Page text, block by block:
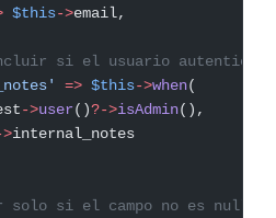
$this->email,
si el usuario
=> $this->when(
->user()?->isAdmin(),
internal_notes
solo si el campo no es null